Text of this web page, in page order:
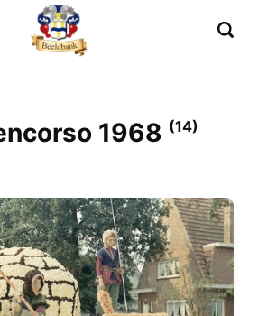
1968 (14)